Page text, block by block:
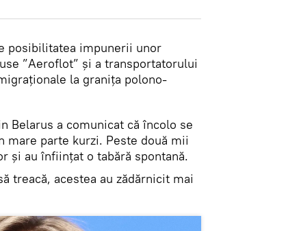
posibilitatea impunerii unor
”Aeroflot” și a transportatorului
la granița polono-
Belarus a comunicat că încolo se
parte kurzi. Peste două mii
și au înființat o tabără spontană.
treacă, acestea au zădărnicit mai